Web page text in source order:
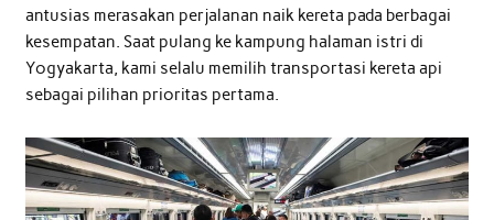
antusias merasakan perjalanan naik kereta pada berbagai
kesempatan. Saat pulang ke kampung halaman istri di
Yogyakarta, kami selalu memilih transportasi kereta api
sebagai pilihan prioritas pertama.